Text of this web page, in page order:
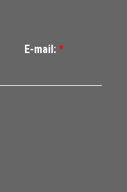
E-mail: *